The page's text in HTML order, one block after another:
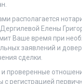
располагается
Елены
Ваше время при
заявлений и
сделки.
проверенные
с регистрацией